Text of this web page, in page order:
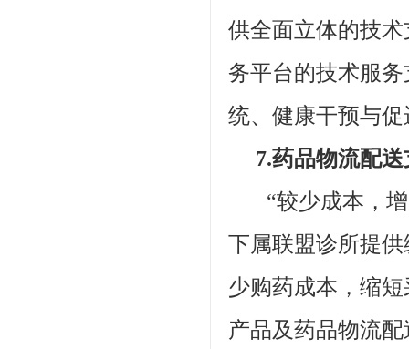
供全面立体的技
务平台的技术服
统、健康干预与
7.药品物流配送
“较少成本，增
下属联盟诊所提
少购药成本，缩
产品及药品物流配